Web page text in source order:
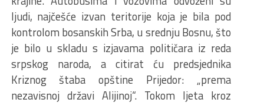
ljudi, najčešće izvan teritorije koja je bila pod
kontrolom bosanskih Srba, u srednju Bosnu, što
je bilo u skladu s izjavama političara iz reda
srpskog naroda, a citirat ću predsjednika
Kriznog štaba opštine Prijedor: „prema
nezavisnoj državi Alijinoj“. Tokom ljeta kroz